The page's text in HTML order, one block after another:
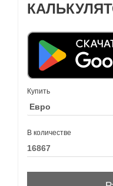
Купить
В количестве